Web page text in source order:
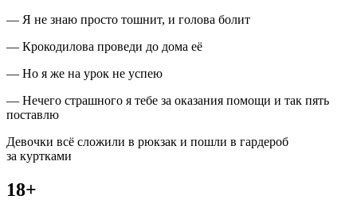
— Я не знаю просто тошнит, и голова болит
— Крокодилова проведи до дома её
— Но я же на урок не успею
— Нечего страшного я тебе за оказания помощи и так пять
поставлю
Девочки всё сложили в рюкзак и пошли в гардероб
за куртками
18+